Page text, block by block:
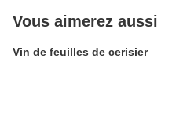
Vous aimerez aussi
Vin de feuilles de cerisier